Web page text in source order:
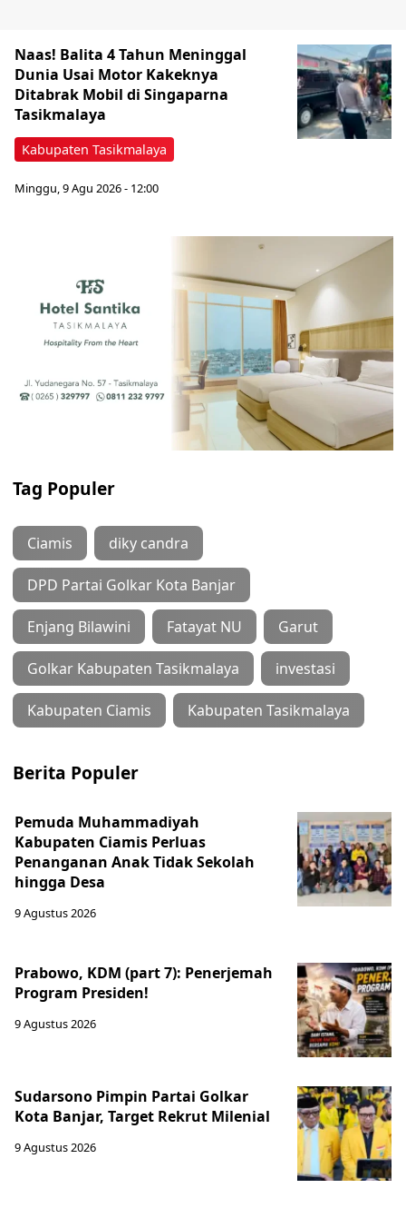
Kabupaten Tasikmalaya
Naas! Balita 4 Tahun Meninggal
Dunia Usai Motor Kakeknya
Ditabrak Mobil di Singaparna
Tasikmalaya
Minggu, 9 Agu 2026 - 12:00
Tag Populer
Ciamis diky candra
DPD Partai Golkar Kota Banjar
Enjang Bilawini Fatayat NU Garut
Golkar Kabupaten Tasikmalaya investasi
Kabupaten Ciamis Kabupaten Tasikmalaya
Berita Populer
Pemuda Muhammadiyah
Kabupaten Ciamis Perluas
Penanganan Anak Tidak Sekolah
hingga Desa
9 Agustus 2026
Prabowo, KDM (part 7): Penerjemah
Program Presiden!
9 Agustus 2026
Sudarsono Pimpin Partai Golkar
Kota Banjar, Target Rekrut Milenial
9 Agustus 2026